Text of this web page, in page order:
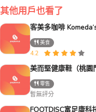
其他用戶也看了
美食
4.2
美而堅健康鞋（桃園
零售
暫無評分